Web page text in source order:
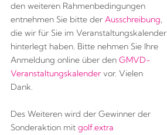
den weiteren Rahmenbedingungen
entnehmen Sie bitte der Ausschreibung,
die wir für Sie im Veranstaltungskalender
hinterlegt haben. Bitte nehmen Sie Ihre
Anmeldung online über den GMVD-
Veranstaltungskalendervor. Vielen
Dank.
Des Weiteren wird der Gewinner der
Sonderaktion mit golf.extra